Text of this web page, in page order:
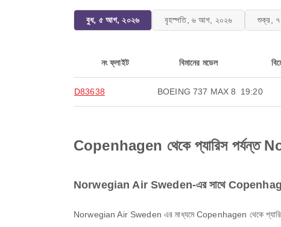
বুধ, ৫ আগ, ২০২৬ বৃহস্পতি, ৬ আগ, ২০২৬ শুক্র,
নং ফ্লাইট বিমানের মডেল
D83638 BOEING 737 MAX 8 19:20
Copenhagen থেকে প্যারিস পর্যন্ত
Norwegian Air Sweden-এর সাথে Copenhagen
Norwegian Air Sweden এর মাধ্যমে Copenhagen থেকে প্যারিস